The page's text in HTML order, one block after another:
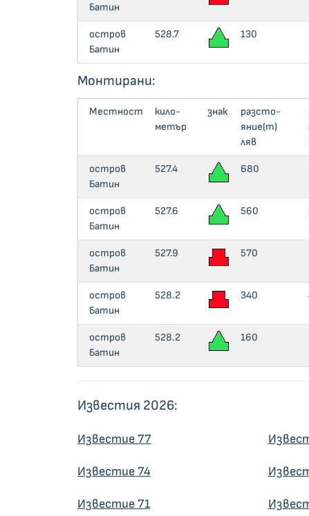
Батин
остров
Батин
528.7 130
Монтирани:
Местност
кило­
метър
знак
раз­сто­
яние(m)
ляв
остров
Батин
527.4 680
остров
Батин
527.6 560
остров
Батин
527.9 570
остров
Батин
528.2 340
остров
Батин
528.2 160
Известия 2026:
Известие 77
Известие 74
Известие 71